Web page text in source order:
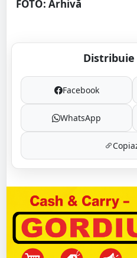
FOTO: Arhivă
Facebook
WhatsApp